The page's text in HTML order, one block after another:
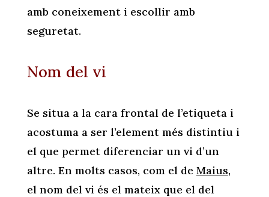
amb coneixement i escollir amb
seguretat.
Nom del vi
Se situa a la cara frontal de l’etiqueta i
acostuma a ser l’element més distintiu i
el que permet diferenciar un vi d’un
altre. En molts casos, com el de Maius,
el nom del vi és el mateix que el del